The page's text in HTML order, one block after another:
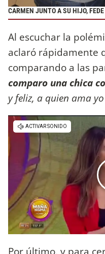
CARMEN JUNTO A SU HIJO,
Al escuchar la
aclaró rápidamente
comparando a las
comparo una chica
y feliz, a quien ama